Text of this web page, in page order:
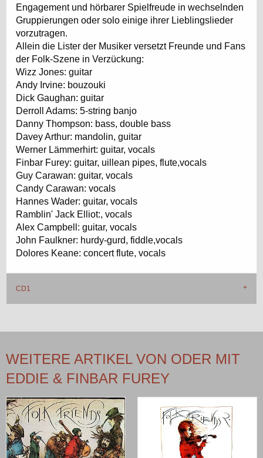
Engagement und hörbarer Spielfreude in wechselnden
Gruppierungen oder solo einige ihrer Lieblingslieder
vorzutragen.
Allein die Lister der Musiker versetzt Freunde und Fans
der Folk-Szene in Verzückung:
Wizz Jones: guitar
Andy Irvine: bouzouki
Dick Gaughan: guitar
Derroll Adams: 5-string banjo
Danny Thompson: bass, double bass
Davey Arthur: mandolin, guitar
Werner Lämmerhirt: guitar, vocals
Finbar Furey: guitar, uillean pipes, flute,vocals
Guy Carawan: guitar, vocals
Candy Carawan: vocals
Hannes Wader: guitar, vocals
Ramblin' Jack Elliot:, vocals
Alex Campbell: guitar, vocals
John Faulkner: hurdy-gurd, fiddle,vocals
Dolores Keane: concert flute, vocals
CD1
WEITERE ARTIKEL VON ODER MIT
EDDIE & FINBAR FUREY